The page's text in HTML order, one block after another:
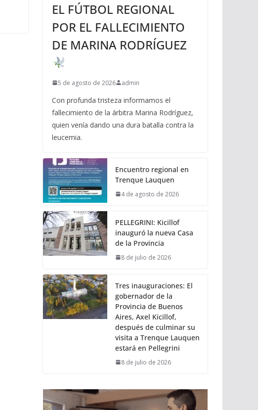
EL FÚTBOL REGIONAL
POR EL FALLECIMIENTO
DE MARINA RODRÍGUEZ
5 de agosto de 2026 admin
Con profunda tristeza informamos el
fallecimiento de la árbitra Marina Rodríguez,
quien venía dando una dura batalla contra la
leucemia.
Encuentro regional en
Trenque Lauquen
4 de agosto de 2026
PELLEGRINI: Kicillof
inauguró la nueva Casa
de la Provincia
8 de julio de 2026
Tres inauguraciones: El
gobernador de la
Provincia de Buenos
Aires, Axel Kicillof,
después de culminar su
visita a Trenque Lauquen
estará en Pellegrini
8 de julio de 2026